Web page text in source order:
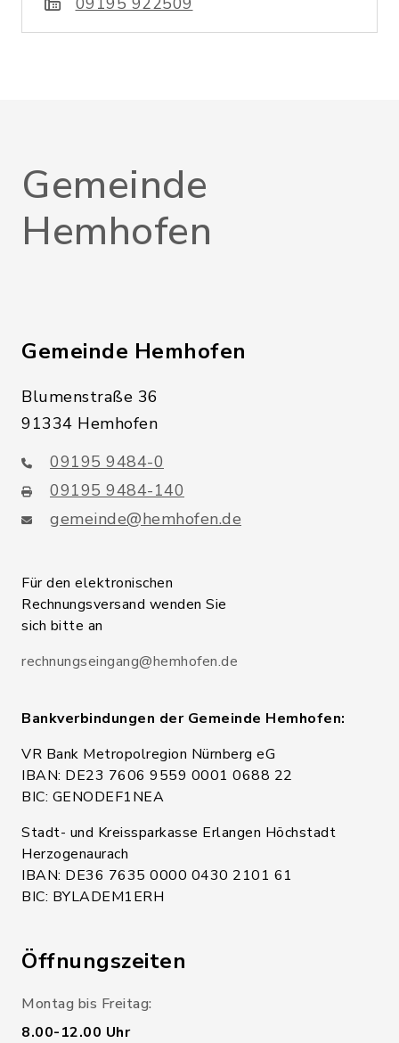
Gemeinde
Hemhofen
Gemeinde Hemhofen
Blumenstraße 36
91334 Hemhofen
09195 9484-0
09195 9484-140
gemeinde@hemhofen.de
Für den elektronischen
Rechnungsversand wenden Sie
sich bitte an
rechnungseingang@hemhofen.de
Bankverbindungen der Gemeinde Hemhofen:
VR Bank Metropolregion Nürnberg eG
IBAN: DE23 7606 9559 0001 0688 22
BIC: GENODEF1NEA
Stadt- und Kreissparkasse Erlangen Höchstadt
Herzogenaurach
IBAN: DE36 7635 0000 0430 2101 61
BIC: BYLADEM1ERH
Öffnungszeiten
Montag bis Freitag:
8.00-12.00 Uhr